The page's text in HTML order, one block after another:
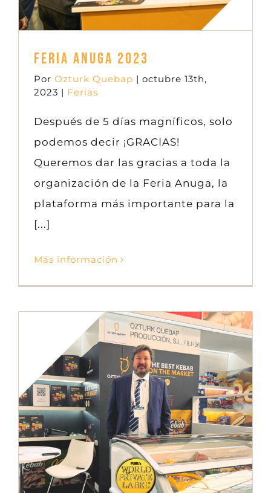
Feria Anuga 2023
Por Ozturk Quebap | octubre 13th,
2023 | Ferias
Después de 5 días magníficos, solo
podemos decir ¡GRACIAS!
Queremos dar las gracias a toda la
organización de la Feria Anuga, la
plataforma más importante para la
[...]
Más información
Feria PLMA Amsterdam 2023
Ferias